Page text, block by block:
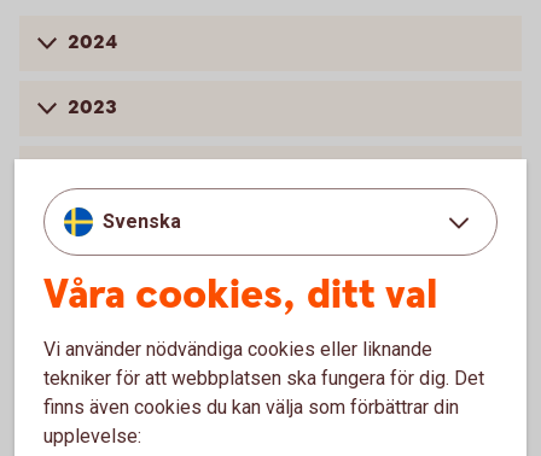
2024
2023
2021
2020
Svenska
Våra cookies, ditt val
Vi använder nödvändiga cookies eller liknande
tekniker för att webbplatsen ska fungera för dig. Det
finns även cookies du kan välja som förbättrar din
upplevelse: